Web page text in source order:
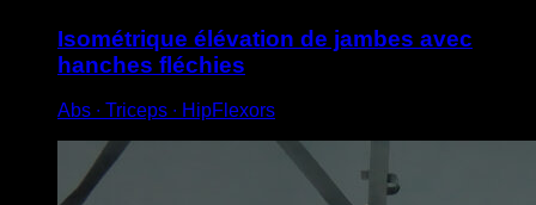
Isométrique élévation de jambes avec
hanches fléchies
Abs ∙ Triceps ∙ HipFlexors